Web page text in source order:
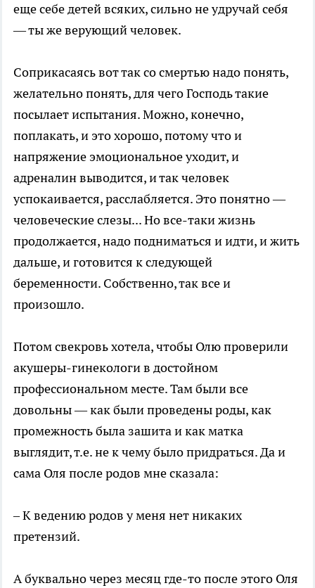
еще себе детей всяких, сильно не удручай себя
— ты же верующий человек.
Соприкасаясь вот так со смертью надо понять,
желательно понять, для чего Господь такие
посылает испытания. Можно, конечно,
поплакать, и это хорошо, потому что и
напряжение эмоциональное уходит, и
адреналин выводится, и так человек
успокаивается, расслабляется. Это понятно —
человеческие слезы... Но все-таки жизнь
продолжается, надо подниматься и идти, и жить
дальше, и готовится к следующей
беременности. Собственно, так все и
произошло.
Потом свекровь хотела, чтобы Олю проверили
акушеры-гинекологи в достойном
профессиональном месте. Там были все
довольны — как были проведены роды, как
промежность была зашита и как матка
выглядит, т.е. не к чему было придраться. Да и
сама Оля после родов мне сказала:
– К ведению родов у меня нет никаких
претензий.
А буквально через месяц где-то после этого Оля